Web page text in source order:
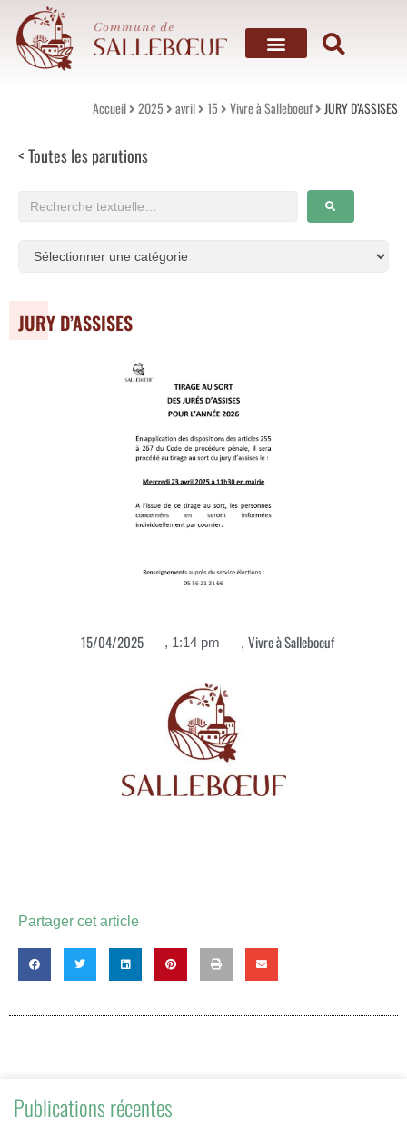
Accueil 2025 avril 15 Vivre à Salleboeuf JURY D’ASSISES
< Toutes les parutions
JURY D’ASSISES
15/04/2025 , 1:14 pm , Vivre à Salleboeuf
Partager cet article
Publications récentes